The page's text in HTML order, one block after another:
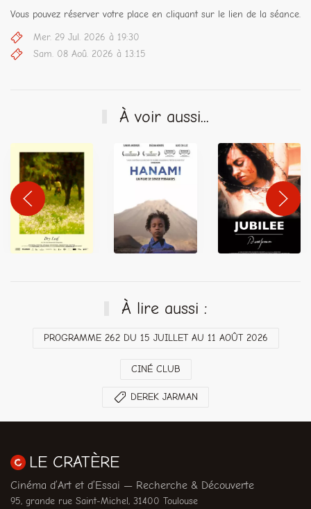
Vous pouvez réserver votre place en cliquant sur le lien de la séance.
Mer. 29 Jul. 2026 à 19:30
Sam. 08 Aoû. 2026 à 13:15
À voir aussi...
À lire aussi :
PROGRAMME 262 DU 15 JUILLET AU 11 AOÛT 2026
CINÉ CLUB
DEREK JARMAN
LE CRATÈRE
Cinéma d’Art et d’Essai — Recherche & Découverte
95, grande rue Saint-Michel, 31400 Toulouse